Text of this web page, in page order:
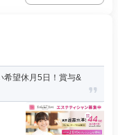
望休月5日！賞与&